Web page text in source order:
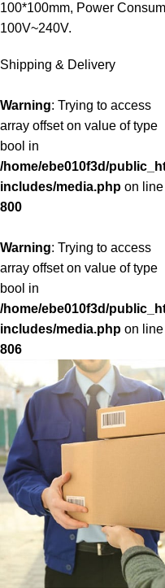
100*100mm, Power
100V~240V.
Shipping & Delivery
Warning: Trying to access
array offset on value of type
bool in
/home/ebe010f3d/
includes/media.php on line
800
Warning: Trying to access
array offset on value of type
bool in
/home/ebe010f3d/
includes/media.php on line
806